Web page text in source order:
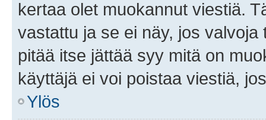
kertaa olet muokannut viestiä.
vastattu ja se ei näy, jos
pitää itse jättää syy mitä on
käyttäjä ei voi poistaa viestiä,
Ylös